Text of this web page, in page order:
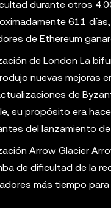
durante otros
611
de Ethereum
de London La
nuevas mejoras
de
su propósito era
del lanzamiento de
Arrow Glacier
de dificultad de la
más tiempo